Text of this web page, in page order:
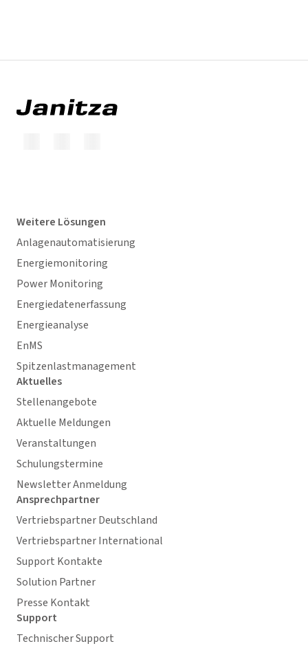
Weitere Lösungen
Anlagenautomatisierung
Energiemonitoring
Power Monitoring
Energiedatenerfassung
Energieanalyse
EnMS
Spitzenlastmanagement
Aktuelles
Stellenangebote
Aktuelle Meldungen
Veranstaltungen
Schulungstermine
Newsletter Anmeldung
Ansprechpartner
Vertriebspartner Deutschland
Vertriebspartner International
Support Kontakte
Solution Partner
Presse Kontakt
Support
Technischer Support